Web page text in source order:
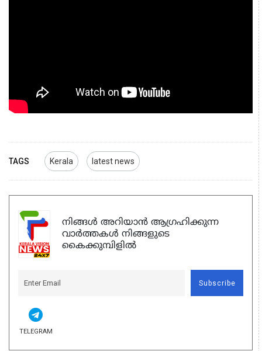
TAGS Kerala latest news
നിങ്ങൾ അറിയാൻ ആഗ്രഹിക്കുന്ന
വാർത്തകൾ നിങ്ങളുടെ
കൈക്കുമ്പിളിൽ
Subscribe
TELEGRAM